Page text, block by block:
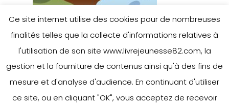
Ce site internet utilise des cookies pour de nombreuses
finalités telles que la collecte d'informations relatives à
l'utilisation de son site www.livrejeunesse82.com, la
gestion et la fourniture de contenus ainsi qu'à des fins de
mesure et d'analyse d'audience. En continuant d'utiliser
ce site, ou en cliquant "OK", vous acceptez de recevoir